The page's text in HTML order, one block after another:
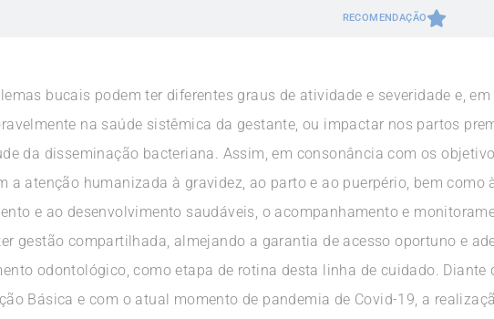
RECOMENDAÇÃO
bucais podem ter diferentes graus de atividade e severidade e,
na saúde sistêmica da gestante, ou impactar nos partos
da disseminação bacteriana. Assim, em consonância com os
a atenção humanizada à gravidez, ao parto e ao puerpério, bem
e ao desenvolvimento saudáveis, o acompanhamento e
gestão compartilhada, almejando a garantia de acesso oportuno e
odontológico, como etapa de rotina desta linha de cuidado.
Básica e com o atual momento de pandemia de Covid-19, a